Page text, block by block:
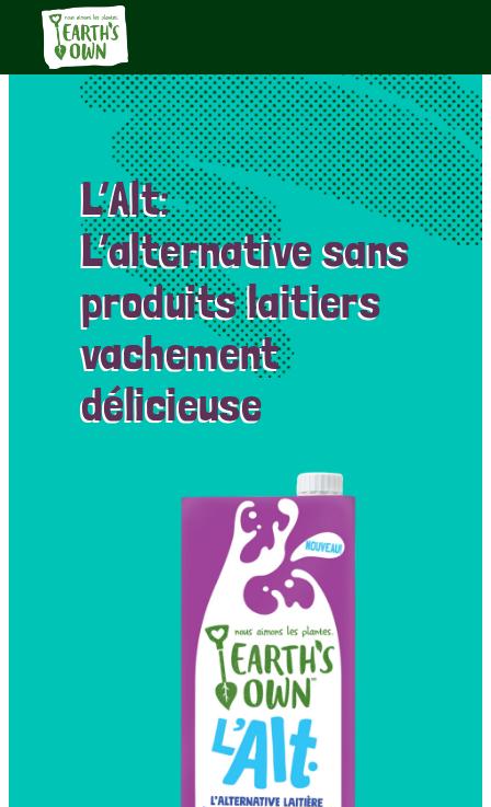
L’Alt:
L’alternative sans
produits laitiers
vachement
délicieuse